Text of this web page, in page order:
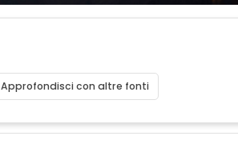
Approfondisci con altre fonti